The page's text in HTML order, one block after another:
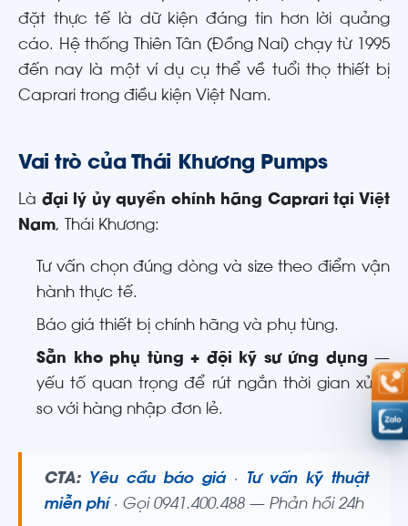
đặt thực tế là dữ kiện đáng tin hơn lời quảng
cáo. Hệ thống Thiên Tân (Đồng Nai) chạy từ 1995
đến nay là một ví dụ cụ thể về tuổi thọ thiết bị
Caprari trong điều kiện Việt Nam.
Vai trò của Thái Khương Pumps
Là đại lý ủy quyền chính hãng Caprari tại Việt
Nam, Thái Khương:
Tư vấn chọn đúng dòng và size theo điểm vận
hành thực tế.
Báo giá thiết bị chính hãng và phụ tùng.
Sẵn kho phụ tùng + đội kỹ sư ứng dụng —
yếu tố quan trọng để rút ngắn thời gian xử lý
so với hàng nhập đơn lẻ.
CTA: Yêu cầu báo giá·
Tư vấn kỹ thuật
miễn phí· Gọi 0941.400.488 — Phản hồi 24h